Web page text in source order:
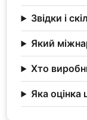
Звідки і
Який
Хто
Яка оцінка